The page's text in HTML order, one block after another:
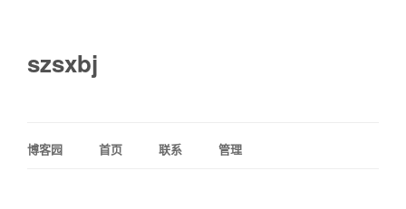
szsxbj
博客园 首页 联系 管理